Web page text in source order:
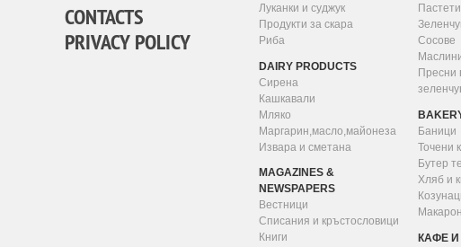
CONTACTS
PRIVACY POLICY
Луканки и суджук
Продукти за скара
Риба
DAIRY PRODUCTS
Сирена
Кашкавали
Мляко
Маргарин,масло,майонеза
Извара и сметана
MAGAZINES &
NEWSPAPERS
Вестници
Списания и кръстословици
Книги
Пастети
Сосове
Пресни
Баници
Точени
Бутер
Хляб и
КАФЕ И